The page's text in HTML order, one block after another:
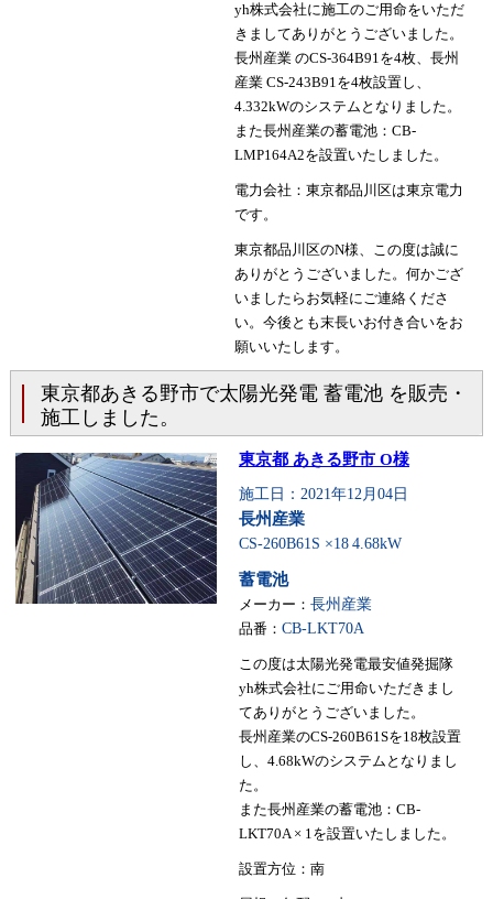
yh株式会社に施工のご用命をいただ
きましてありがとうございました。
長州産業 のCS-364B91を4枚、長州
産業 CS-243B91を4枚設置し、
4.332kWのシステムとなりました。
また長州産業の蓄電池：CB-
LMP164A2を設置いたしました。
電力会社：東京都品川区は東京電力
です。
東京都品川区のN様、この度は誠に
ありがとうございました。何かござ
いましたらお気軽にご連絡くださ
い。今後とも末長いお付き合いをお
願いいたします。
東京都あきる野市で太陽光発電 蓄電池 を販売・
施工しました。
東京都 あきる野市 O様
施工日：2021年12月04日
長州産業
CS-260B61S ×18 4.68kW
蓄電池
メーカー： 長州産業
品番： CB-LKT70A
この度は太陽光発電最安値発掘隊
yh株式会社にご用命いただきまし
てありがとうございました。
長州産業のCS-260B61Sを18枚設置
し、4.68kWのシステムとなりまし
た。
また長州産業の蓄電池：CB-
LKT70A × 1を設置いたしました。
設置方位：南